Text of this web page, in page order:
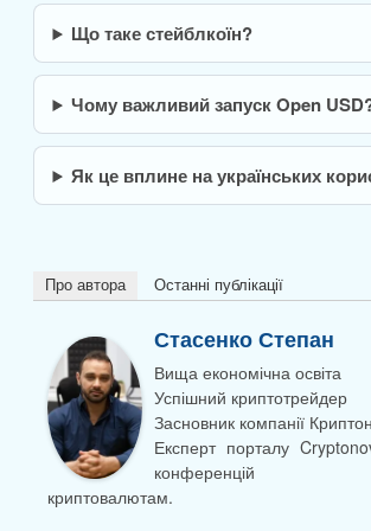
Що таке стейблкоїн?
Чому важливий запуск Open
Як це вплине на українських
Про автора Останні публікації
Стасенко Степан
Вища економічна освіта
Успішний криптотрейдер
Засновник компанії
Експерт порталу
конференцій
криптовалютам.